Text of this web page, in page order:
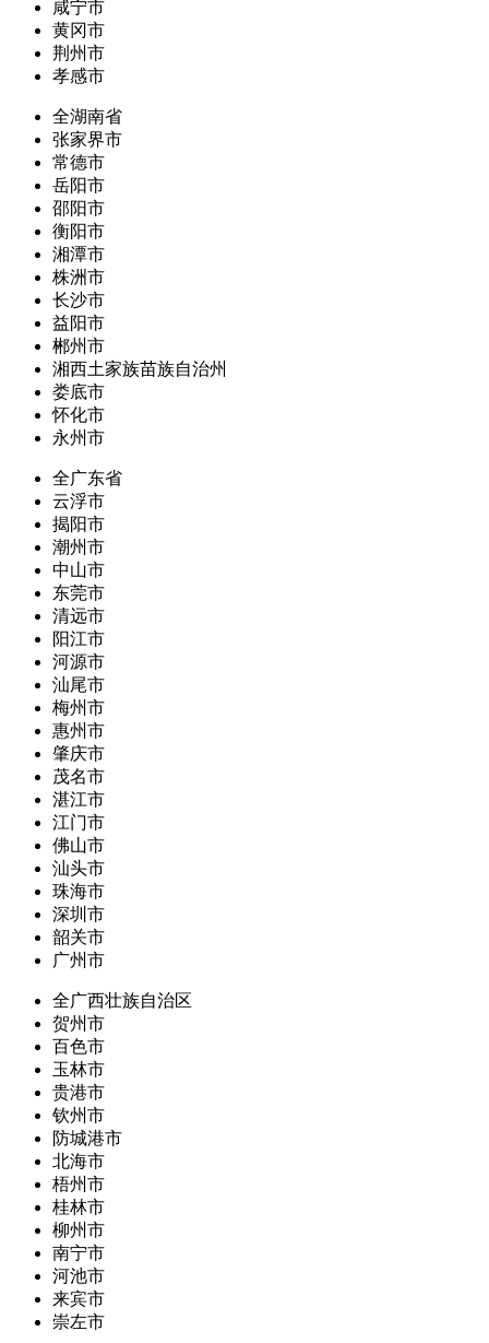
咸宁市
黄冈市
荆州市
孝感市
全湖南省
张家界市
常德市
岳阳市
邵阳市
衡阳市
湘潭市
株洲市
长沙市
益阳市
郴州市
湘西土家族苗族自治州
娄底市
怀化市
永州市
全广东省
云浮市
揭阳市
潮州市
中山市
东莞市
清远市
阳江市
河源市
汕尾市
梅州市
惠州市
肇庆市
茂名市
湛江市
江门市
佛山市
汕头市
珠海市
深圳市
韶关市
广州市
全广西壮族自治区
贺州市
百色市
玉林市
贵港市
钦州市
防城港市
北海市
梧州市
桂林市
柳州市
南宁市
河池市
来宾市
崇左市